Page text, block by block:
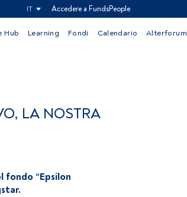
IT Accedere a FundsPeople
Hub Learning Fondi Calendario Alterforum
LA NOSTRA
fondo “Epsilon